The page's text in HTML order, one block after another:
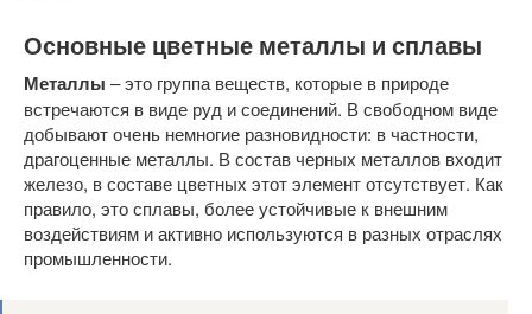
Основные цветные металлы и сплавы
Металлы – это группа веществ, которые в природе
встречаются в виде руд и соединений. В свободном виде
добывают очень немногие разновидности: в частности,
драгоценные металлы. В состав черных металлов входит
железо, в составе цветных этот элемент отсутствует. Как
правило, это сплавы, более устойчивые к внешним
воздействиям и активно используются в разных отраслях
промышленности.